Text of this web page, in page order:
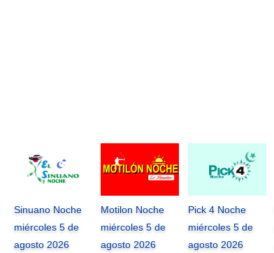
Sinuano Noche
miércoles 5 de
agosto 2026
Motilon Noche
miércoles 5 de
agosto 2026
Pick 4 Noche
miércoles 5 de
agosto 2026